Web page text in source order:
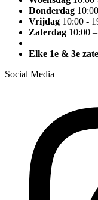
Donderdag
Vrijdag 10:00 -
Zaterdag 10:00
Elke 1e & 3e
Social Media